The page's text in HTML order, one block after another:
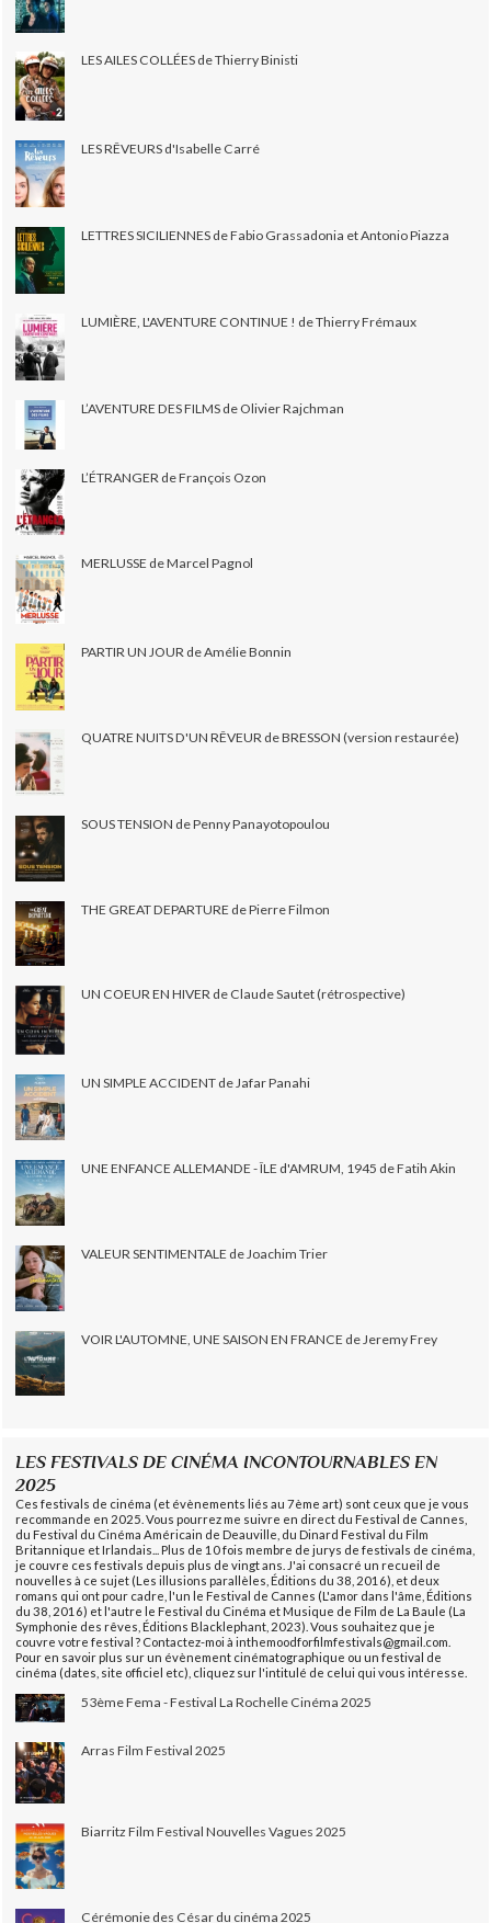
LES AILES COLLÉES de Thierry Binisti
LES RÊVEURS d'Isabelle Carré
LETTRES SICILIENNES de Fabio Grassadonia et Antonio Piazza
LUMIÈRE, L'AVENTURE CONTINUE ! de Thierry Frémaux
L’AVENTURE DES FILMS de Olivier Rajchman
L’ÉTRANGER de François Ozon
MERLUSSE de Marcel Pagnol
PARTIR UN JOUR de Amélie Bonnin
QUATRE NUITS D'UN RÊVEUR de BRESSON (version restaurée)
SOUS TENSION de Penny Panayotopoulou
THE GREAT DEPARTURE de Pierre Filmon
UN COEUR EN HIVER de Claude Sautet (rétrospective)
UN SIMPLE ACCIDENT de Jafar Panahi
UNE ENFANCE ALLEMANDE - ÎLE d'AMRUM, 1945 de Fatih Akin
VALEUR SENTIMENTALE de Joachim Trier
VOIR L'AUTOMNE, UNE SAISON EN FRANCE de Jeremy Frey
LES FESTIVALS DE CINÉMA INCONTOURNABLES EN
2025
Ces festivals de cinéma (et évènements liés au 7ème art) sont ceux que je vous
recommande en 2025. Vous pourrez me suivre en direct du Festival de Cannes,
du Festival du Cinéma Américain de Deauville, du Dinard Festival du Film
Britannique et Irlandais... Plus de 10 fois membre de jurys de festivals de cinéma,
je couvre ces festivals depuis plus de vingt ans. J'ai consacré un recueil de
nouvelles à ce sujet (Les illusions parallèles, Éditions du 38, 2016), et deux
romans qui ont pour cadre, l'un le Festival de Cannes (L'amor dans l'âme, Éditions
du 38, 2016) et l'autre le Festival du Cinéma et Musique de Film de La Baule (La
Symphonie des rêves, Éditions Blacklephant, 2023). Vous souhaitez que je
couvre votre festival ? Contactez-moi à inthemoodforfilmfestivals@gmail.com.
Pour en savoir plus sur un évènement cinématographique ou un festival de
cinéma (dates, site officiel etc), cliquez sur l'intitulé de celui qui vous intéresse.
53ème Fema - Festival La Rochelle Cinéma 2025
Arras Film Festival 2025
Biarritz Film Festival Nouvelles Vagues 2025
Cérémonie des César du cinéma 2025